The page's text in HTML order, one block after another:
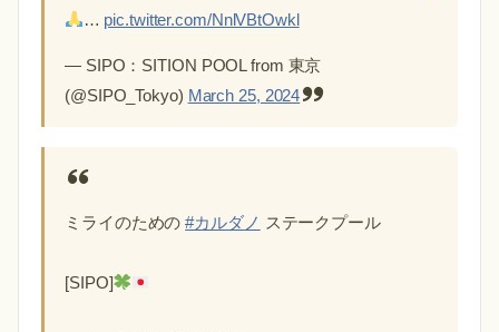
… pic.twitter.com/NnlVBtOwkl
— SIPO：SITION POOL from 東京
(@SIPO_Tokyo) March 25, 2024
ミライのための#カルダノ ステークプール
[SIPO]